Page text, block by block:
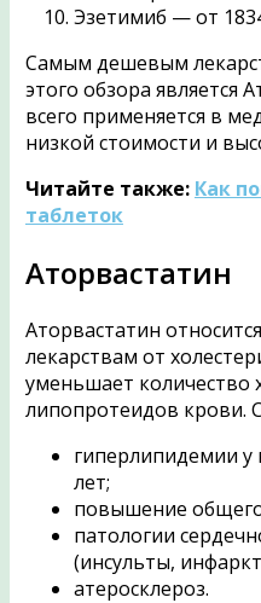
Эзетимиб — от
Самым дешевым
этого обзора является
всего применяется в
низкой стоимости и
Читайте также: Как
таблеток
Аторвастатин
Аторвастатин
лекарствам от
уменьшает количество
липопротеидов крови.
гиперлипидемии у
лет;
повышение
патологии
(инсульты,
атеросклероз.